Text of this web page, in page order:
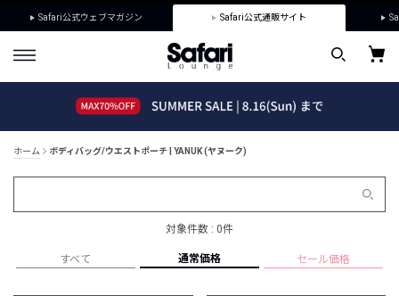
Safari公式ウェブマガジン Safari公式通販サイト
ホーム ボディバッグ/ウエストポーチ | YANUK (ヤヌーク)
対象件数 : 0件
すべて 通常価格 セール価格